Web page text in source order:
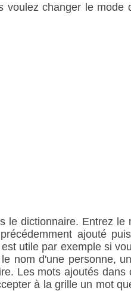
changer le mode
dictionnaire. Entrez le
ajouté
utile par exemple si
nom d'une personne,
Les mots ajoutés dans
à la grille un mot